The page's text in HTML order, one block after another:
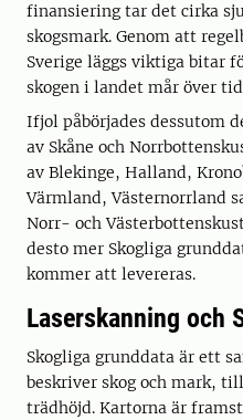
finansiering tar det cirka
skogsmark. Genom att
Sverige läggs viktiga bitar
skogen i landet mår över
Ifjol påbörjades dessutom
av Skåne och
av Blekinge, Halland,
Värmland, Västernorrland
Norr- och
desto mer Skogliga
kommer att levereras.
Laserskanning och
Skogliga grunddata är ett
beskriver skog och mark,
trädhöjd. Kartorna är